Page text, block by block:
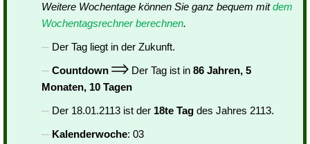
Weitere Wochentage können Sie ganz bequem mitdem
Wochentagsrechner berechnen.
Der Tag liegt in der Zukunft.
Countdown
Der Tag ist in 86 Jahren, 5
Monaten, 10 Tagen
Der 18.01.2113 ist der 18te Tag des Jahres 2113.
Kalenderwoche: 03